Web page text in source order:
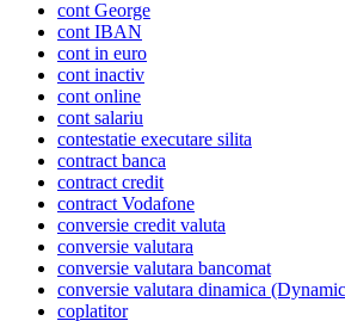
cont George
cont IBAN
cont in euro
cont inactiv
cont online
cont salariu
contestatie executare silita
contract banca
contract credit
contract Vodafone
conversie credit valuta
conversie valutara
conversie valutara bancomat
conversie valutara dinamica
coplatitor